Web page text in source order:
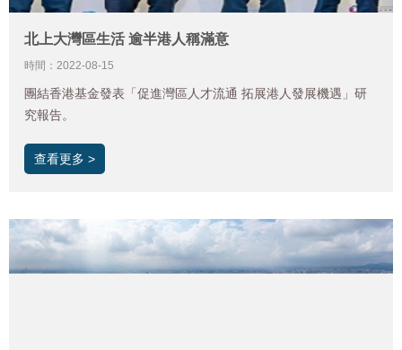
北上大灣區生活 逾半港人稱滿意
時間：2022-08-15
團結香港基金發表「促進灣區人才流通 拓展港人發展機遇」研
究報告。
查看更多 >